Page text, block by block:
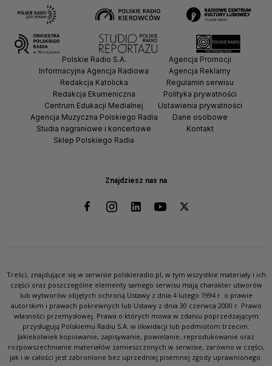
Znajdziesz nas na
Polskie Radio S.A.
Informacyjna Agencja Radiowa
Redakcja Katolicka
Redakcja Ekumeniczna
Centrum Edukacji Medialnej
Agencja Muzyczna Polskiego Radia
Studia nagraniowe i koncertowe
Sklep Polskiego Radia
Agencja Promocji
Agencja Reklamy
Regulamin serwisu
Polityka prywatności
Ustawienia prywatności
Dane osobowe
Kontakt
Treści, znajdujące się w serwisie polskieradio.pl, w tym wszystkie materiały i ich
części oraz poszczególne elementy samego serwisu mają charakter utworów
lub wytworów objętych ochroną Ustawy z dnia 4 lutego 1994 r. o prawie
autorskim i prawach pokrewnych lub Ustawy z dnia 30 czerwca 2000 r. Prawo
własności przemysłowej. Prawa o których mowa w zdaniu poprzedzającym
przysługują Polskiemu Radiu S.A. w likwidacji lub podmiotom trzecim.
Jakiekolwiek kopiowanie, zapisywanie, powielanie, reprodukowanie oraz
rozpowszechnianie materiałów zamieszczonych w serwisie, zarówno w części,
jak i w całości jest zabronione bez uprzedniej pisemnej zgody uprawnionego.